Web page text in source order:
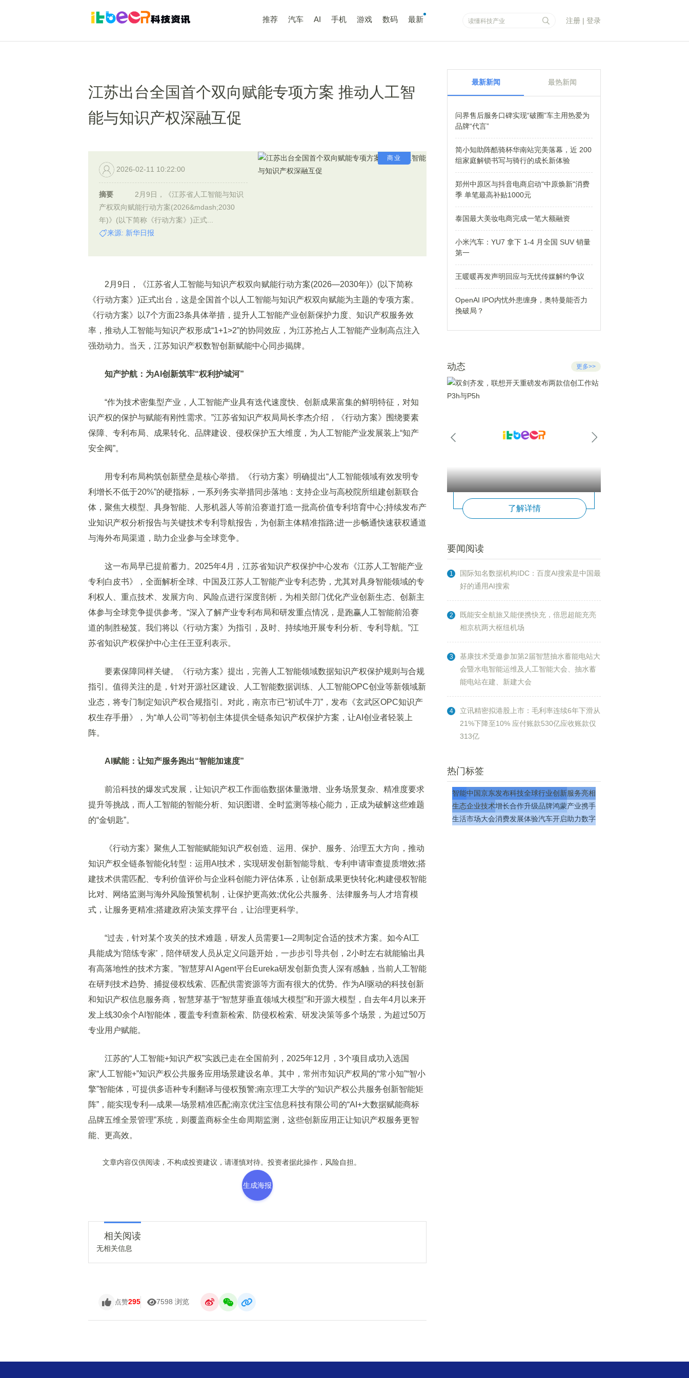
推荐 汽车 AI 手机 游戏 数码 最新 注册 | 登录
江苏出台全国首个双向赋能专项方案 推动人工智
能与知识产权深融互促
商业
2026-02-11 10:22:00
摘要
2月9日，《江苏省人工智能与知识
产权双向赋能行动方案(2026&mdash;2030
年)》(以下简称《行动方案》)正式...
来源: 新华日报
2月9日，《江苏省人工智能与知识产权双向赋能行动方案(2026—2030年)》(以下简称
《行动方案》)正式出台，这是全国首个以人工智能与知识产权双向赋能为主题的专项方案。
《行动方案》以7个方面23条具体举措，提升人工智能产业创新保护力度、知识产权服务效
率，推动人工智能与知识产权形成“1+1>2”的协同效应，为江苏抢占人工智能产业制高点注入
强劲动力。当天，江苏知识产权数智创新赋能中心同步揭牌。
知产护航：为AI创新筑牢“权利护城河”
“作为技术密集型产业，人工智能产业具有迭代速度快、创新成果富集的鲜明特征，对知
识产权的保护与赋能有刚性需求。”江苏省知识产权局局长李杰介绍，《行动方案》围绕要素
保障、专利布局、成果转化、品牌建设、侵权保护五大维度，为人工智能产业发展装上“知产
安全阀”。
用专利布局构筑创新壁垒是核心举措。《行动方案》明确提出“人工智能领域有效发明专
利增长不低于20%”的硬指标，一系列务实举措同步落地：支持企业与高校院所组建创新联合
体，聚焦大模型、具身智能、人形机器人等前沿赛道打造一批高价值专利培育中心;持续发布产
业知识产权分析报告与关键技术专利导航报告，为创新主体精准指路;进一步畅通快速获权通道
与海外布局渠道，助力企业参与全球竞争。
这一布局早已提前蓄力。2025年4月，江苏省知识产权保护中心发布《江苏人工智能产业
专利白皮书》，全面解析全球、中国及江苏人工智能产业专利态势，尤其对具身智能领域的专
利权人、重点技术、发展方向、风险点进行深度剖析，为相关部门优化产业创新生态、创新主
体参与全球竞争提供参考。“深入了解产业专利布局和研发重点情况，是跑赢人工智能前沿赛
道的制胜秘笈。我们将以《行动方案》为指引，及时、持续地开展专利分析、专利导航。”江
苏省知识产权保护中心主任王亚利表示。
要素保障同样关键。《行动方案》提出，完善人工智能领域数据知识产权保护规则与合规
指引。值得关注的是，针对开源社区建设、人工智能数据训练、人工智能OPC创业等新领域新
业态，将专门制定知识产权合规指引。对此，南京市已“初试牛刀”，发布《玄武区OPC知识产
权生存手册》，为“单人公司”等初创主体提供全链条知识产权保护方案，让AI创业者轻装上
阵。
AI赋能：让知产服务跑出“智能加速度”
前沿科技的爆发式发展，让知识产权工作面临数据体量激增、业务场景复杂、精准度要求
提升等挑战，而人工智能的智能分析、知识图谱、全时监测等核心能力，正成为破解这些难题
的“金钥匙”。
《行动方案》聚焦人工智能赋能知识产权创造、运用、保护、服务、治理五大方向，推动
知识产权全链条智能化转型：运用AI技术，实现研发创新智能导航、专利申请审查提质增效;搭
建技术供需匹配、专利价值评价与企业科创能力评估体系，让创新成果更快转化;构建侵权智能
比对、网络监测与海外风险预警机制，让保护更高效;优化公共服务、法律服务与人才培育模
式，让服务更精准;搭建政府决策支撑平台，让治理更科学。
“过去，针对某个攻关的技术难题，研发人员需要1—2周制定合适的技术方案。如今AI工
具能成为‘陪练专家’，陪伴研发人员从定义问题开始，一步步引导共创，2小时左右就能输出具
有高落地性的技术方案。”智慧芽AI Agent平台Eureka研发创新负责人深有感触，当前人工智能
在研判技术趋势、捕捉侵权线索、匹配供需资源等方面有很大的优势。作为AI驱动的科技创新
和知识产权信息服务商，智慧芽基于“智慧芽垂直领域大模型”和开源大模型，自去年4月以来开
发上线30余个AI智能体，覆盖专利查新检索、防侵权检索、研发决策等多个场景，为超过50万
专业用户赋能。
江苏的“人工智能+知识产权”实践已走在全国前列，2025年12月，3个项目成功入选国
家“人工智能+”知识产权公共服务应用场景建设名单。其中，常州市知识产权局的“常小知”“智小
擎”智能体，可提供多语种专利翻译与侵权预警;南京理工大学的“知识产权公共服务创新智能矩
阵”，能实现专利—成果—场景精准匹配;南京优注宝信息科技有限公司的“AI+大数据赋能商标
品牌五维全景管理”系统，则覆盖商标全生命周期监测，这些创新应用正让知识产权服务更智
能、更高效。
文章内容仅供阅读，不构成投资建议，请谨慎对待。投资者据此操作，风险自担。
生成海报
相关阅读
无相关信息
点赞295 7598 浏览
最新新闻 最热新闻
问界售后服务口碑实现“破圈”车主用热爱为
品牌“代言”
简小知助阵酷骑杯华南站完美落幕，近 200
组家庭解锁书写与骑行的成长新体验
郑州中原区与抖音电商启动"中原焕新"消费
季 单笔最高补贴1000元
泰国最大美妆电商完成一笔大额融资
小米汽车：YU7 拿下 1-4 月全国 SUV 销量
第一
王暖暖再发声明回应与无忧传媒解约争议
OpenAI IPO内忧外患缠身，奥特曼能否力
挽破局？
动态 更多>>
了解详情
要闻阅读
1
国际知名数据机构IDC：百度AI搜索是中国最
好的通用AI搜索
2
既能安全航旅又能便携快充，倍思超能充亮
相京杭两大枢纽机场
3
基康技术受邀参加第2届智慧抽水蓄能电站大
会暨水电智能运维及人工智能大会、抽水蓄
能电站在建、新建大会
4
立讯精密拟港股上市：毛利率连续6年下滑从
21%下降至10% 应付账款530亿应收账款仅
313亿
热门标签
智能中国京东发布科技全球行业创新服务亮相
生态企业技术增长合作升级品牌鸿蒙产业携手
生活市场大会消费发展体验汽车开启助力数字